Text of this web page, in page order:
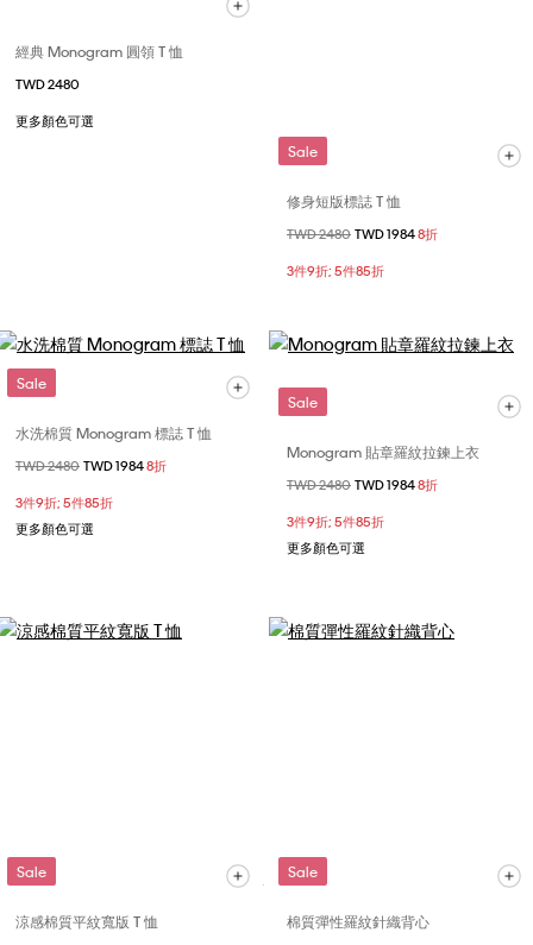
經典 Monogram 圓領 T 恤
TWD 2480
更多顏色可選
Sale
修身短版標誌 T 恤
價格扣減從
TWD 2480 至
TWD 19848折
3件9折; 5件85折
Sale
水洗棉質 Monogram 標誌 T 恤
價格扣減從
TWD 2480 至
TWD 19848折
3件9折; 5件85折
更多顏色可選
Sale
Monogram 貼章羅紋拉鍊上衣
價格扣減從
TWD 2480 至
TWD 19848折
3件9折; 5件85折
更多顏色可選
Sale
涼感棉質平紋寬版 T 恤
Sale
棉質彈性羅紋針織背心